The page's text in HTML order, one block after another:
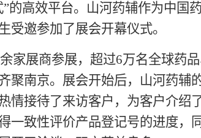
的高效平台。山河药辅作为中国
受邀参加了展会开幕仪式。
余家展商参展，超过6万名全球药
聚南京。展会开始后，山河药辅
情接待了来访客户，为客户介绍
一致性评价产品登记号的进度，